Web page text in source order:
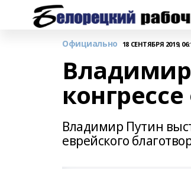
Официально 18 СЕНТЯБРЯ 2019,
Владимир Путин
еврейского